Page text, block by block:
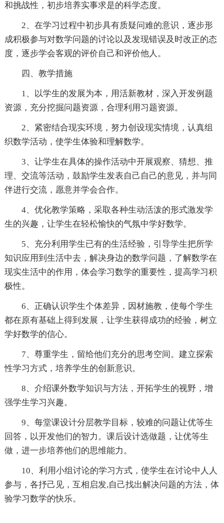
和挑战性，初步培养实事求是的科学态度。
2、在学习过程中初步具有质疑问难的意识，逐步形
成积极参与对数学问题的讨论以及发现错误及时改正的态
度，逐步学会客观的评价自己和评价他人。
四、教学措施
1、以学生的发展为本，用活新教材，深入开发例题
资源，充分挖掘问题资源，合理利用习题资源。
2、紧密结合现实环境，努力创设现实情境，认真组
织数学活动，使学生体验和理解数学。
3、让学生在具体的操作活动中开展观察、猜想、推
理、交流等活动，鼓励学生发表自己自己的意见，并与同
伴进行交流，愿意并学会合作。
4、优化教学策略，采取各种生动活泼的形式激发学
生的兴趣，让学生在轻松愉快的气氛中学好数学。
5、充分利用学生已有的生活经验，引导学生把所学
知识应用到生活中去，解决身边的数学问题，了解数学在
现实生活中的作用，体会学习数学的重要性，提高学习积
极性。
6、正确认识学生个体差异，因材施教，使每个学生
都在原有基础上得到发展，让学生获得成功的经验，树立
学好数学的信心。
7、尊重学生，留给他们充分的思考空间。建立探索
性学习方式，培养学生的创新意识。
8、介绍课外数学知识与方法，开拓学生的视野，增
强学生学习兴趣。
9、每堂课设计分层教学目标，较难的问题让优等生
回答，以开发他们的智力。课后设计选做题，让优等生
做，进一步培养他们的思维能力。
10、利用小组讨论的学习方式，使学生在讨论中人人
参与，各抒己见，互相启发,自己找出解决问题的方法，体
验学习数学的快乐。